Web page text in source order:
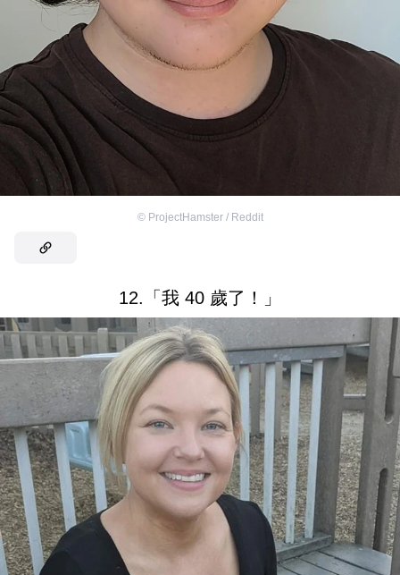
© ProjectHamster / Reddit
12.「我 40 歲了！」